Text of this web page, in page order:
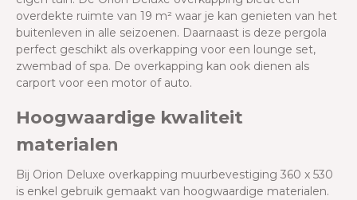
overdekte ruimte van 19 m² waar je kan genieten van het
buitenleven in alle seizoenen. Daarnaast is deze pergola
perfect geschikt als overkapping voor een lounge set,
zwembad of spa. De overkapping kan ook dienen als
carport voor een motor of auto.
Hoogwaardige kwaliteit
materialen
Bij Orion Deluxe overkapping muurbevestiging 360 x 530
is enkel gebruik gemaakt van hoogwaardige materialen.